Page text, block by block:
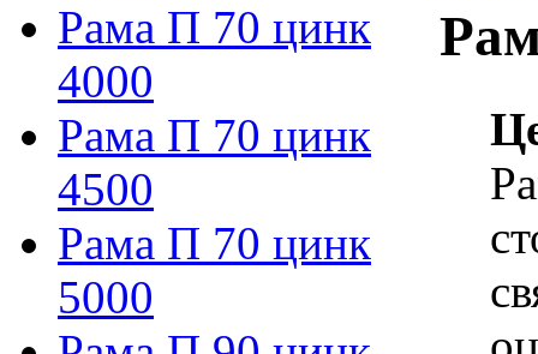
Рама П 70 цинк
4000
Рама П 70 цинк
4500
Рама П 70 цинк
5000